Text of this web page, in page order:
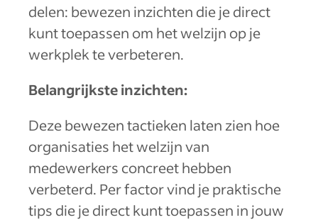
delen: bewezen inzichten die je direct
kunt toepassen om het welzijn op je
werkplek te verbeteren.
Belangrijkste inzichten:
Deze bewezen tactieken laten zien hoe
organisaties het welzijn van
medewerkers concreet hebben
verbeterd. Per factor vind je praktische
tips die je direct kunt toepassen in jouw